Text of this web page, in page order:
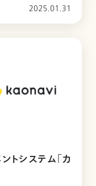
2025.01.31
トシステム「カ